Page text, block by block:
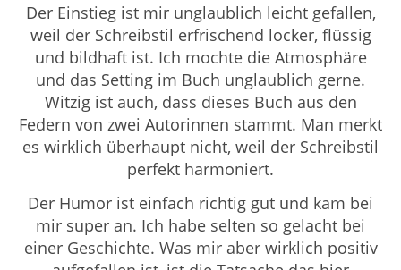
Der Einstieg ist mir unglaublich leicht gefallen,
weil der Schreibstil erfrischend locker, flüssig
und bildhaft ist. Ich mochte die Atmosphäre
und das Setting im Buch unglaublich gerne.
Witzig ist auch, dass dieses Buch aus den
Federn von zwei Autorinnen stammt. Man merkt
es wirklich überhaupt nicht, weil der Schreibstil
perfekt harmoniert.
Der Humor ist einfach richtig gut und kam bei
mir super an. Ich habe selten so gelacht bei
einer Geschichte. Was mir aber wirklich positiv